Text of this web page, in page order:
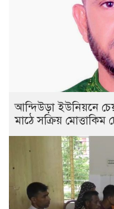
আন্দিউড়া ইউনিয়নে
মাঠে সক্রিয় মোত্তাকিম